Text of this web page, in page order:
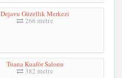
Dejavu Güzellik Merkezi
266 metre
Tuana Kuaför Salonu
382 metre